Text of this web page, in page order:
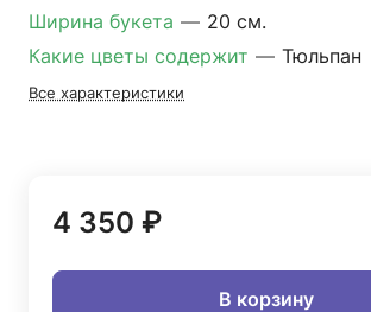
Ширина букета — 20 см.
Какие цветы содержит — Тюльпан
Все характеристики
4 350 ₽
В корзину